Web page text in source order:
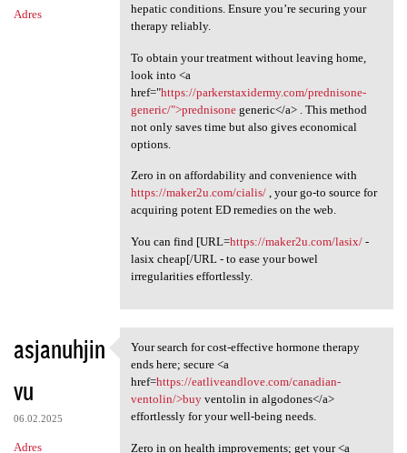
Adres
hepatic conditions. Ensure you’re securing your
therapy reliably.
To obtain your treatment without leaving home,
look into <a
href="https://parkerstaxidermy.com/prednisone-
generic/">prednisonegeneric</a> . This method
not only saves time but also gives economical
options.
Zero in on affordability and convenience with
https://maker2u.com/cialis/, your go-to source for
acquiring potent ED remedies on the web.
You can find [URL=https://maker2u.com/lasix/-
lasix cheap[/URL - to ease your bowel
irregularities effortlessly.
asjanuhjin
vu
06.02.2025
Adres
Your search for cost
Your search for cost-effective hormone therapy
ends here; secure <a
href=https://eatliveandlove.com/canadian-
ventolin/>buyventolin in algodones</a>
effortlessly for your well-being needs.
Zero in on health improvements; get your <a